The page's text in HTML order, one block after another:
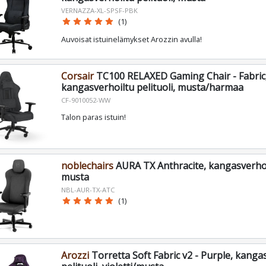
VERNAZZA-XL-SPSF-PBK
star star star star star (1)
Auvoisat istuinelämykset Arozzin avulla!
CorsairTC100 RELAXED Gaming Chair -
kangasverhoiltu pelituoli, musta/harmaa
CF-9010052-WW
Talon paras istuin!
noblechairsAURA TX Anthracite,
musta
NBL-AUR-TX-ATC
star star star star star (1)
ArozziTorretta Soft Fabric v2 - Purple,